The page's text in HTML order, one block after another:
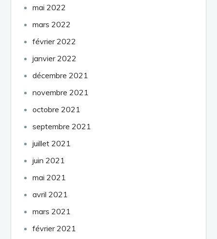
mai 2022
mars 2022
février 2022
janvier 2022
décembre 2021
novembre 2021
octobre 2021
septembre 2021
juillet 2021
juin 2021
mai 2021
avril 2021
mars 2021
février 2021